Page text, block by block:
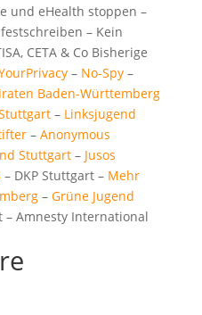
und eHealth stoppen –
– Kein
CETA & CoBisherige
– No-Spy–
Baden-Württemberg
– Linksjugend
– Anonymous
Stuttgart– Jusos
– DKP Stuttgart – Mehr
– Grüne Jugend
Amnesty International